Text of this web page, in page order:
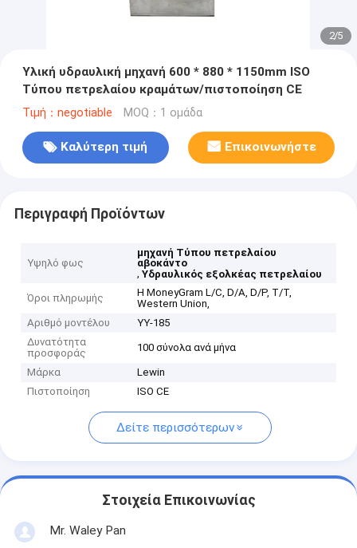
2/5
Υλική υδραυλική μηχανή 600 * 880 * 1150mm ISO
Τύπου πετρελαίου κραμάτων/πιστοποίηση CE
Τιμή：negotiable MOQ：1 ομάδα
Καλύτερη τιμή Επικοινωνήστε
Περιγραφή Προϊόντων
Υψηλό φως
μηχανή Τύπου πετρελαίου
αβοκάντο
,Υδραυλικός εξολκέας πετρελαίου
Όροι πληρωμής
Η MoneyGram L/C, D/A, D/P, T/T,
Western Union,
Αριθμό μοντέλου
YY-185
Δυνατότητα
προσφοράς
100 σύνολα ανά μήνα
Μάρκα
Lewin
Πιστοποίηση
ISO CE
Δείτε περισσότερων
Στοιχεία Επικοινωνίας
Mr. Waley Pan